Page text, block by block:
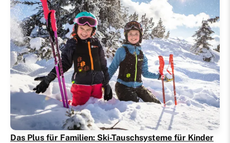
Das Plus für Familien: Ski-Tauschsysteme für Kinder